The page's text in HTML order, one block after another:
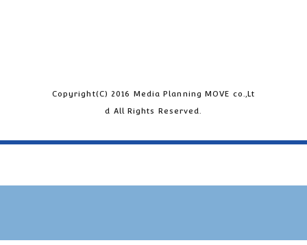
Copyright(C) 2016 Media Planning MOVE co.,Lt
d All Rights Reserved.